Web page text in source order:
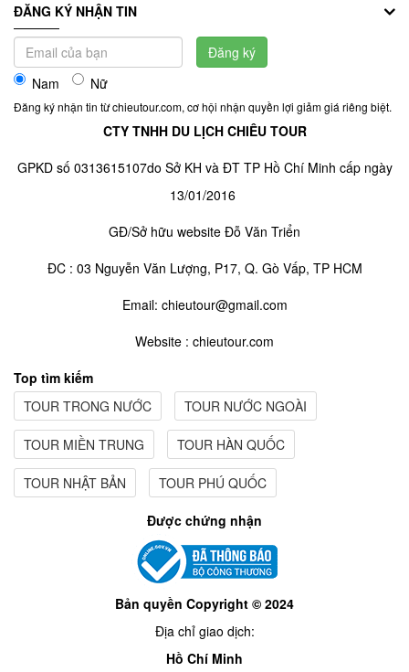
ĐĂNG KÝ NHẬN TIN
Nam Nữ
Đăng ký
Đăng ký nhận tin từ chieutour.com, cơ hội nhận quyền lợi giảm giá riêng biệt.
CTY TNHH DU LỊCH CHIÊU TOUR
GPKD số 0313615107do Sở KH và ĐT TP Hồ Chí Minh cấp ngày
13/01/2016
GĐ/Sở hữu website Đỗ Văn Triển
ĐC : 03 Nguyễn Văn Lượng, P17, Q. Gò Vấp, TP HCM
Email: chieutour@gmail.com
Website : chieutour.com
Top tìm kiếm
TOUR TRONG NƯỚC
TOUR NƯỚC NGOÀI
TOUR MIỀN TRUNG TOUR HÀN QUỐC
TOUR NHẬT BẢN TOUR PHÚ QUỐC
Được chứng nhận
Bản quyền Copyright © 2024
Địa chỉ giao dịch:
Hồ Chí Minh